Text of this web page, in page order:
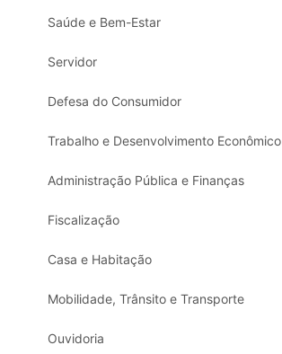
Saúde e Bem-Estar
Servidor
Defesa do Consumidor
Trabalho e Desenvolvimento Econômico
Administração Pública e Finanças
Fiscalização
Casa e Habitação
Mobilidade, Trânsito e Transporte
Ouvidoria